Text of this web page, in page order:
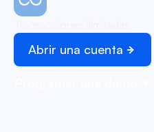
Abrir una cuenta